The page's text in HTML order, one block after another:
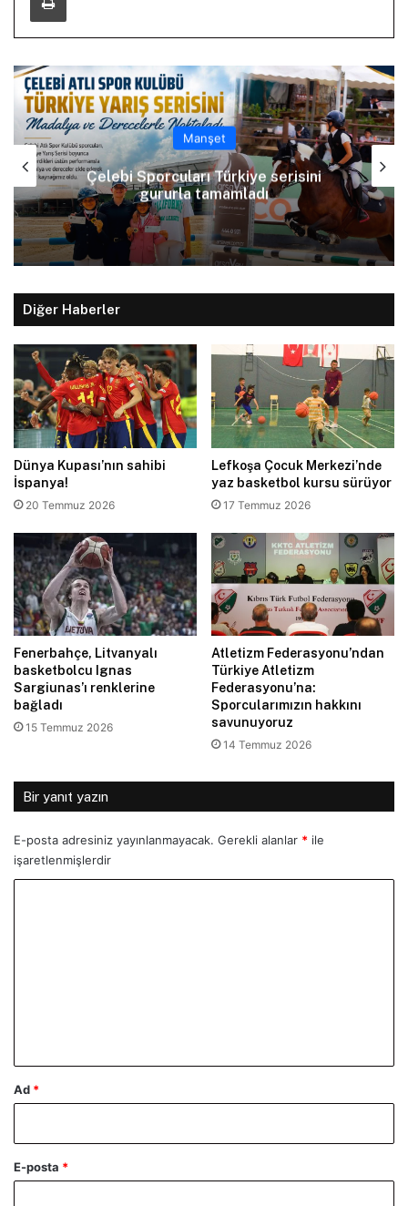
Manşet
Çelebi Sporcuları Türkiye serisini
gururla tamamladı
Diğer Haberler
Dünya Kupası’nın sahibi
İspanya!
20 Temmuz 2026
Lefkoşa Çocuk Merkezi’nde
yaz basketbol kursu sürüyor
17 Temmuz 2026
Fenerbahçe, Litvanyalı
basketbolcu Ignas
Sargiunas’ı renklerine
bağladı
15 Temmuz 2026
Atletizm Federasyonu’ndan
Türkiye Atletizm
Federasyonu’na:
Sporcularımızın hakkını
savunuyoruz
14 Temmuz 2026
Bir yanıt yazın
E-posta adresiniz yayınlanmayacak. Gerekli alanlar * ile
işaretlenmişlerdir
Ad *
E-posta *